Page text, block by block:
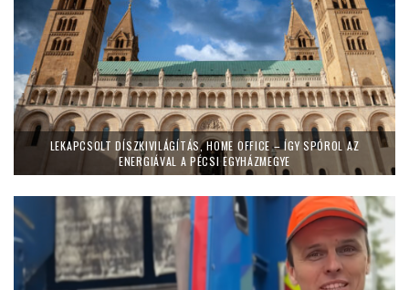
LEKAPCSOLT DÍSZKIVILÁGÍTÁS, HOME OFFICE – ÍGY SPÓROL AZ
ENERGIÁVAL A PÉCSI EGYHÁZMEGYE